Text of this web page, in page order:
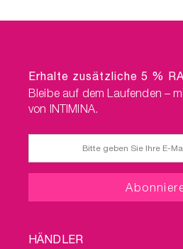
Erhalte zusätzliche 5 %
Bleibe auf dem Laufenden –
von INTIMINA.
FOOTER
HÄNDLER